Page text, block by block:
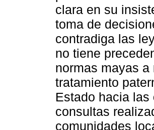
clara en su
toma de
contradiga las
no tiene
normas mayas
tratamiento
Estado hacia
consultas
comunidades